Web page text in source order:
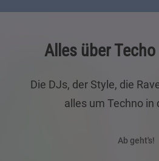
Alles über
Die DJs, der Style, die
alles um Techno in
Ab geht's!